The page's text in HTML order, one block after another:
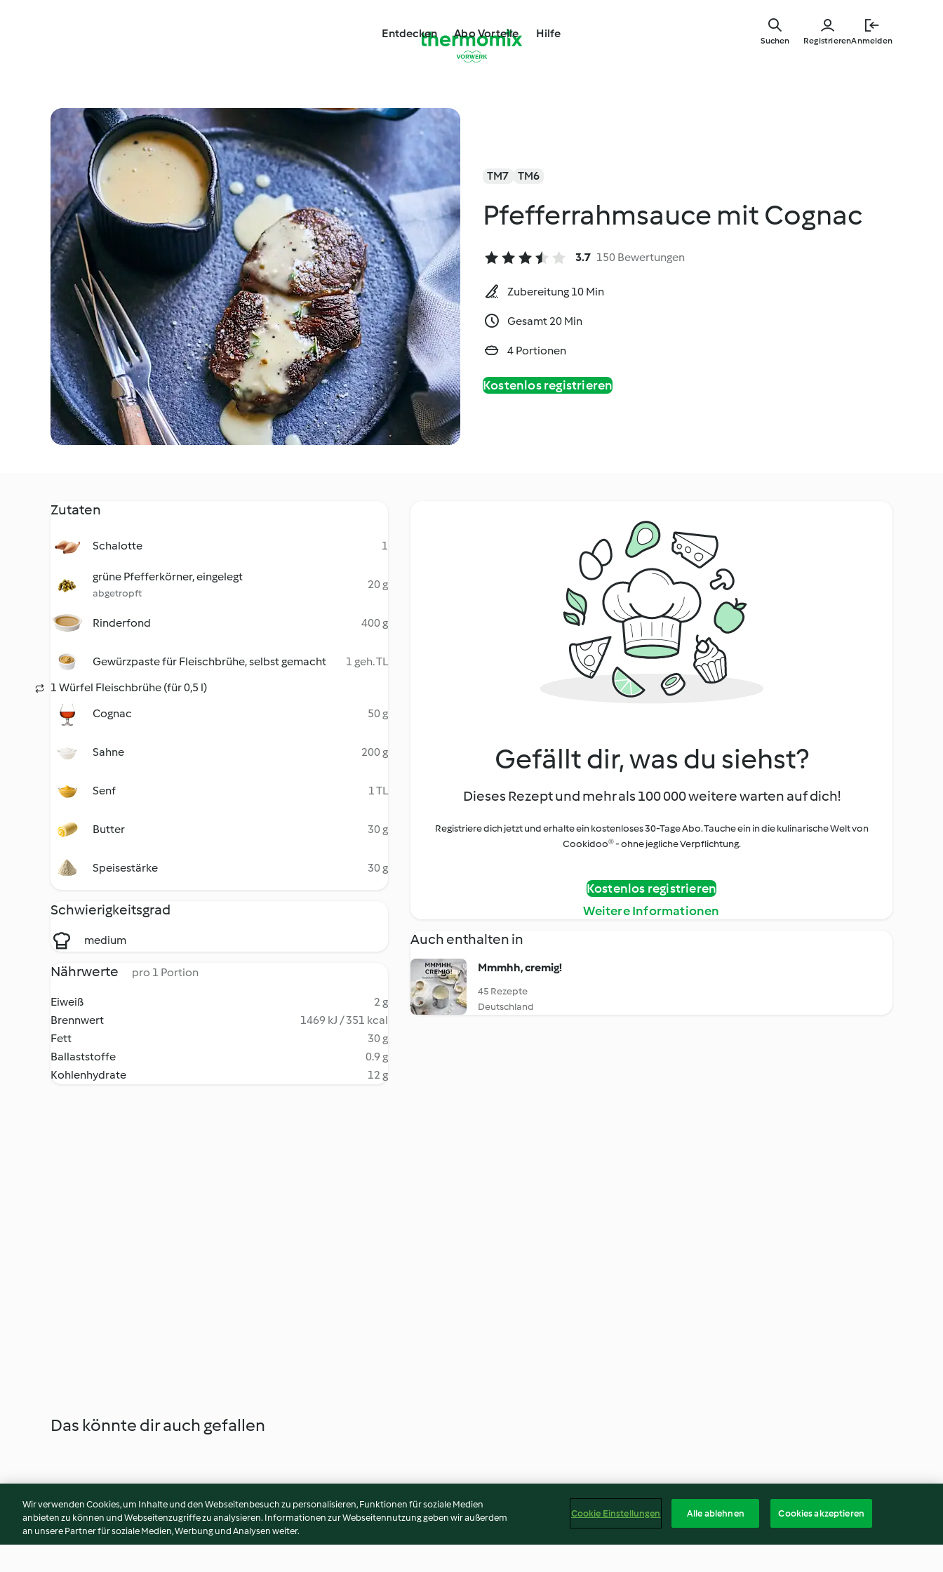
Entdecken Abo Vorteile Hilfe
RegistrierenAnmelden
Suchen
TM7 TM6
Pfefferrahmsauce mit Cognac
3.7 150 Bewertungen
Zubereitung 10 Min
Gesamt 20 Min
4 Portionen
Kostenlos registrieren
Zutaten
Schalotte 1
grüne Pfefferkörner, eingelegt
abgetropft
20 g
Rinderfond 400 g
Gewürzpaste für Fleischbrühe, selbst gemacht
1 geh. TL
1 Würfel Fleischbrühe (für 0,5 l)
Cognac
50 g
Sahne 200 g
Senf 1 TL
Butter 30 g
Speisestärke 30 g
Schwierigkeitsgrad
medium
Nährwerte pro 1 Portion
Eiweiß
2 g
Brennwert
1469 kJ / 351 kcal
Fett
30 g
Ballaststoffe
0.9 g
Kohlenhydrate
12 g
Gefällt dir, was du siehst?
Dieses Rezept und mehr als 100 000 weitere warten auf dich!
Registriere dich jetzt und erhalte ein kostenloses 30-Tage Abo. Tauche ein in die kulinarische Welt von
Cookidoo® - ohne jegliche Verpflichtung.
Kostenlos registrieren
Weitere Informationen
Auch enthalten in
Mmmhh, cremig!
45 Rezepte
Deutschland
Das könnte dir auch gefallen
Wir verwenden Cookies, um Inhalte und den Webseitenbesuch zu personalisieren, Funktionen für soziale Medien
anbieten zu können und Webseitenzugriffe zu analysieren. Informationen zur Webseitennutzung geben wir außerdem
an unsere Partner für soziale Medien, Werbung und Analysen weiter.
Cookie Einstellungen Alle ablehnen Cookies akzeptieren